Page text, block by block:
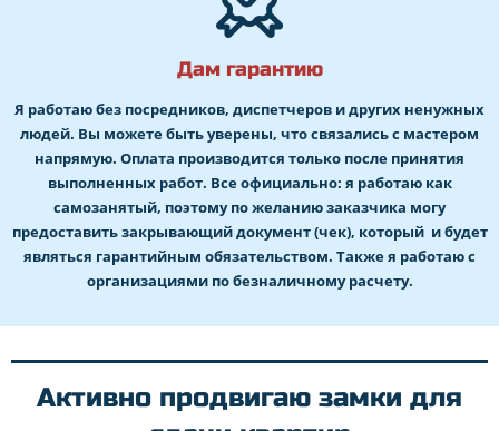
Дам гарантию
Я работаю без посредников, диспетчеров и других ненужных
людей. Вы можете быть уверены, что связались с мастером
напрямую. Оплата производится только после принятия
выполненных работ. Все официально: я работаю как
самозанятый, поэтому по желанию заказчика могу
предоставить закрывающий документ (чек), который и будет
являться гарантийным обязательством. Также я работаю с
организациями по безналичному расчету.
Активно продвигаю замки для